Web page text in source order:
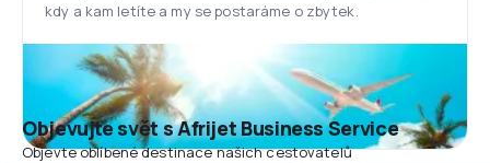
kdy a kam letíte a my se postaráme o zbytek.
Objevujte svět s Afrijet Business Service
Objevte oblíbené destinace našich cestovatelů